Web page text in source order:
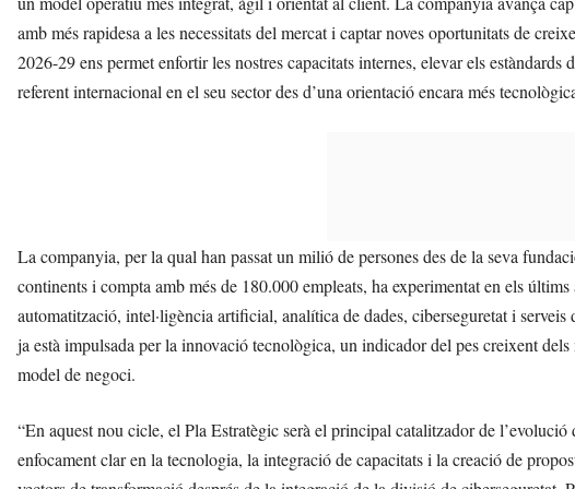
amb més rapidesa a les necessitats del mercat i captar noves oportunitats de
2026-29 ens permet enfortir les nostres capacitats internes, elevar els estàndards
referent internacional en el seu sector des d’una orientació encara més
La companyia, per la qual han passat un milió de persones des de la seva
continents i compta amb més de 180.000 empleats, ha experimentat en els
automatització, intel·ligència artificial, analítica de dades, ciberseguretat i
ja està impulsada per la innovació tecnològica, un indicador del pes creixent
model de negoci.
“En aquest nou cicle, el Pla Estratègic serà el principal catalitzador de
enfocament clar en la tecnologia, la integració de capacitats i la creació de